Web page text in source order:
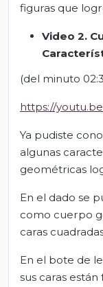
figuras que
Video 2.
(del minuto
https://
Ya pudiste
algunas
geométricas
En el dado se
como cuerpo
caras
En el bote de
sus caras